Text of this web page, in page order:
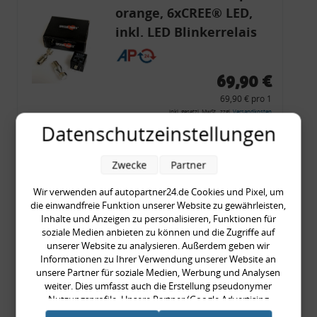
orange, 6xCREE® LED,
inkl. LED Blinkerrelais
CF 14
69,90 €
69,90 € pro 1
inkl. gesetzl. MwSt., zzgl.Versandkosten
Merkzettel
Zum Artikel
Rückleuchtenband mit
Blinker, rot, US-Ecken,
Audi 80 Cabrio, Typ 89,
OE-Nr.: 8G0945225 +
8G0945225C
999,99 €
Datenschutzeinstellungen
Wir verwenden auf autopartner24.de Cookies und Pixel, um
die einwandfreie Funktion unserer Website zu gewährleisten,
Inhalte und Anzeigen zu personalisieren, Funktionen für
soziale Medien anbieten zu können und die Zugriffe auf
unserer Website zu analysieren. Außerdem geben wir
Informationen zu Ihrer Verwendung unserer Website an
unsere Partner für soziale Medien, Werbung und Analysen
weiter. Dies umfasst auch die Erstellung pseudonymer
Nutzungsprofile. Unsere Partner (Google Advertising
Products) führen diese Informationen möglicherweise mit
Zwecke Partner